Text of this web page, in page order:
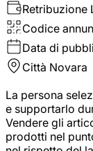
Retribuzione
Codice
Data di
Città Novara
La persona
e supportarlo
Vendere gli
prodotti nel